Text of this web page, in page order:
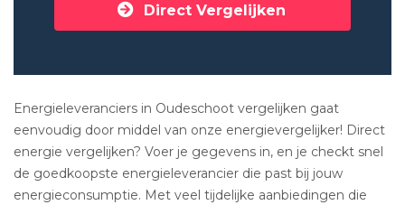
Direct Vergelijken
Energieleveranciers in Oudeschoot vergelijken gaat
eenvoudig door middel van onze energievergelijker! Direct
energie vergelijken? Voer je gegevens in, en je checkt snel
de goedkoopste energieleverancier die past bij jouw
energieconsumptie. Met veel tijdelijke aanbiedingen die